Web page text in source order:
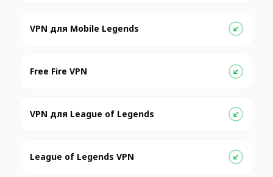
VPN для Mobile Legends
Free Fire VPN
VPN для League of Legends
League of Legends VPN